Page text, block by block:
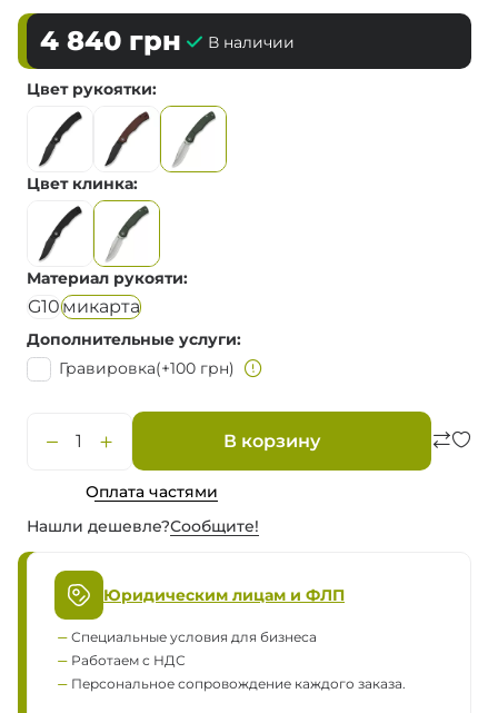
4 840 грн В наличии
Цвет рукоятки
Цвет клинка
Материал рукояти
G10микарта
Дополнительные услуги
Гравировка(+100 грн)
В корзину
Оплата частями
Нашли дешевле?Сообщите!
Юридическим лицам и ФЛП
Специальные условия для бизнеса
Работаем с НДС
Персональное сопровождение каждого заказа.